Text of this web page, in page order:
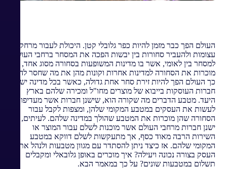
העולם הפך כבר מזמן להיות כפר גלובלי קטן. היכולת לעבור מרחקים
עצומות ולהעביר סחורות בין יבשות הפכה את המסחר ברחבי העולם
למסחר בין לאומי, אשר בו מדינות המשופעות בסחורה מסוג אחד,
מוכרות את הסחורה למדינות אחרות וקונות מהן את מה שחסר להן.
כך העולם הפך להיות זירת סחר אחת גדולה, כאשר בכל מדינה ישנן
חברות העוסקות בייבוא של מוצרים מחו"ל ומכירה שלהם בארץ
היעד. מטבע הדברים מה שקורה הוא, שישנן חברות אשר מעדיפות
לעשות את העסקים במטבע המקומי שלהן, ומצפות לקבל עבור
הסחורה שהן מוכרות את המטבע שהולך במדינה שלהם. לעיתים,
ישנן חברות מרחבי העולם אשר מוכנות לשלם עבור המוצר או
השירות הרבה מאוד כסף, אך מתעקשות לשלם דווקא במטבע
המקומי שלהם. אז כיצד ניתן להסתדר עם מגוון מטבעות ולנהל את
העסק בצורה נכונה ויעילה? איך מוכרים באופן גלובאלי ומקבלים
תשלום במטבעות שונים? על כך במאמר הבא.